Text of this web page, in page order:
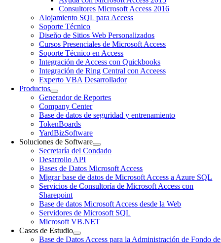
Consultores Microsoft Access 2016
Alojamiento SQL para Access
Soporte Técnico
Diseño de Sitios Web Personalizados
Cursos Presenciales de Microsoft Access
Soporte Técnico en Access
Integración de Access con Quickbooks
Integración de Ring Central con Acceess
Experto VBA Desarrollador
Productos
Generador de Reportes
Company Center
Base de datos de seguridad y entrenamiento
TokenBoards
YardBizSoftware
Soluciones de Software
Secretaría del Condado
Desarrollo API
Bases de Datos Microsoft Access
Migrar base de datos de Microsoft Access a Azure SQL
Servicios de Consultoría de Microsoft Access con
Sharepoint
Base de datos Microsoft Access desde la Web
Servidores de Microsoft SQL
Microsoft VB.NET
Casos de Estudio
Base de Datos Access para la Administración de Fondo de